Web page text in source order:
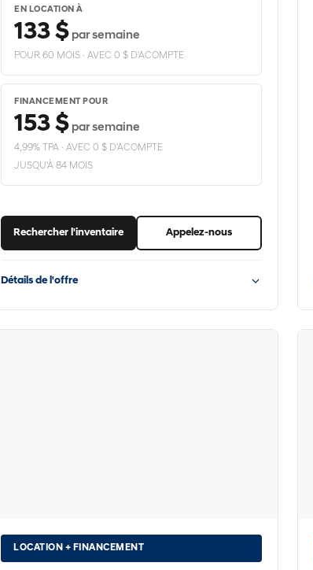
EN LOCATION À
133 $ par semaine
POUR 60 MOIS · AVEC 0 $ D'ACOMPTE
FINANCEMENT POUR
153 $ par semaine
4,99% TPA · AVEC 0 $ D'ACOMPTE
JUSQU'À 84 MOIS
Rechercher l'inventaire Appelez-nous
Détails de l'offre
LOCATION + FINANCEMENT